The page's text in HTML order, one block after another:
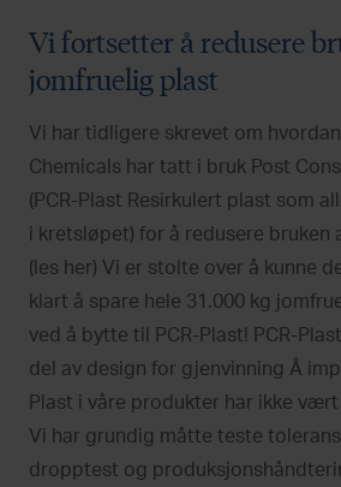
Vi fortsetter å redusere
jomfruelig plast
Vi har tidligere skrevet om
Chemicals har tatt i bruk Post
(PCR-Plast Resirkulert plast som
i kretsløpet) for å redusere bruken
(les her) Vi er stolte over å kunne
klart å spare hele 31.000 kg
ved å bytte til PCR-Plast! PCR-
del av design for gjenvinning Å
Plast i våre produkter har ikke
Vi har grundig måtte teste
dropptest og